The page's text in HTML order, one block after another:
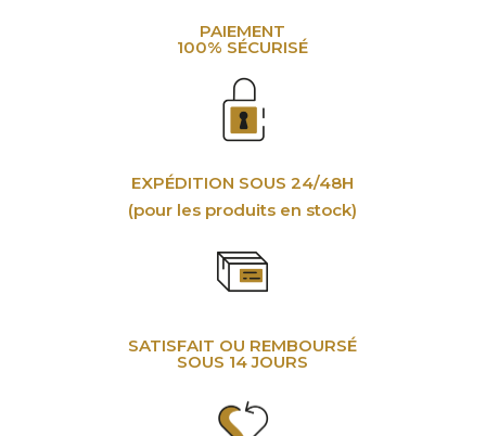
PAIEMENT
100% SÉCURISÉ
EXPÉDITION SOUS 24/48H
(pour les produits en stock)
SATISFAIT OU REMBOURSÉ
SOUS 14 JOURS